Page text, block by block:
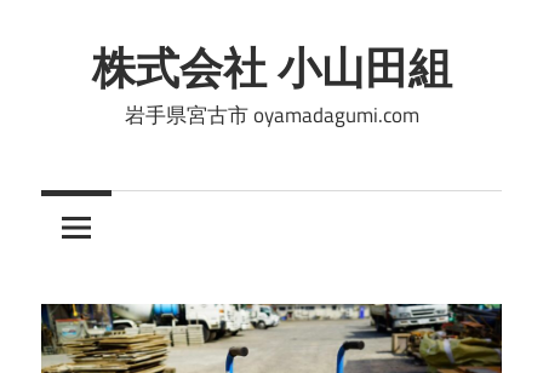
へ
ッ
プ
株式会社 小山田組
岩手県宮古市 oyamadagumi.com